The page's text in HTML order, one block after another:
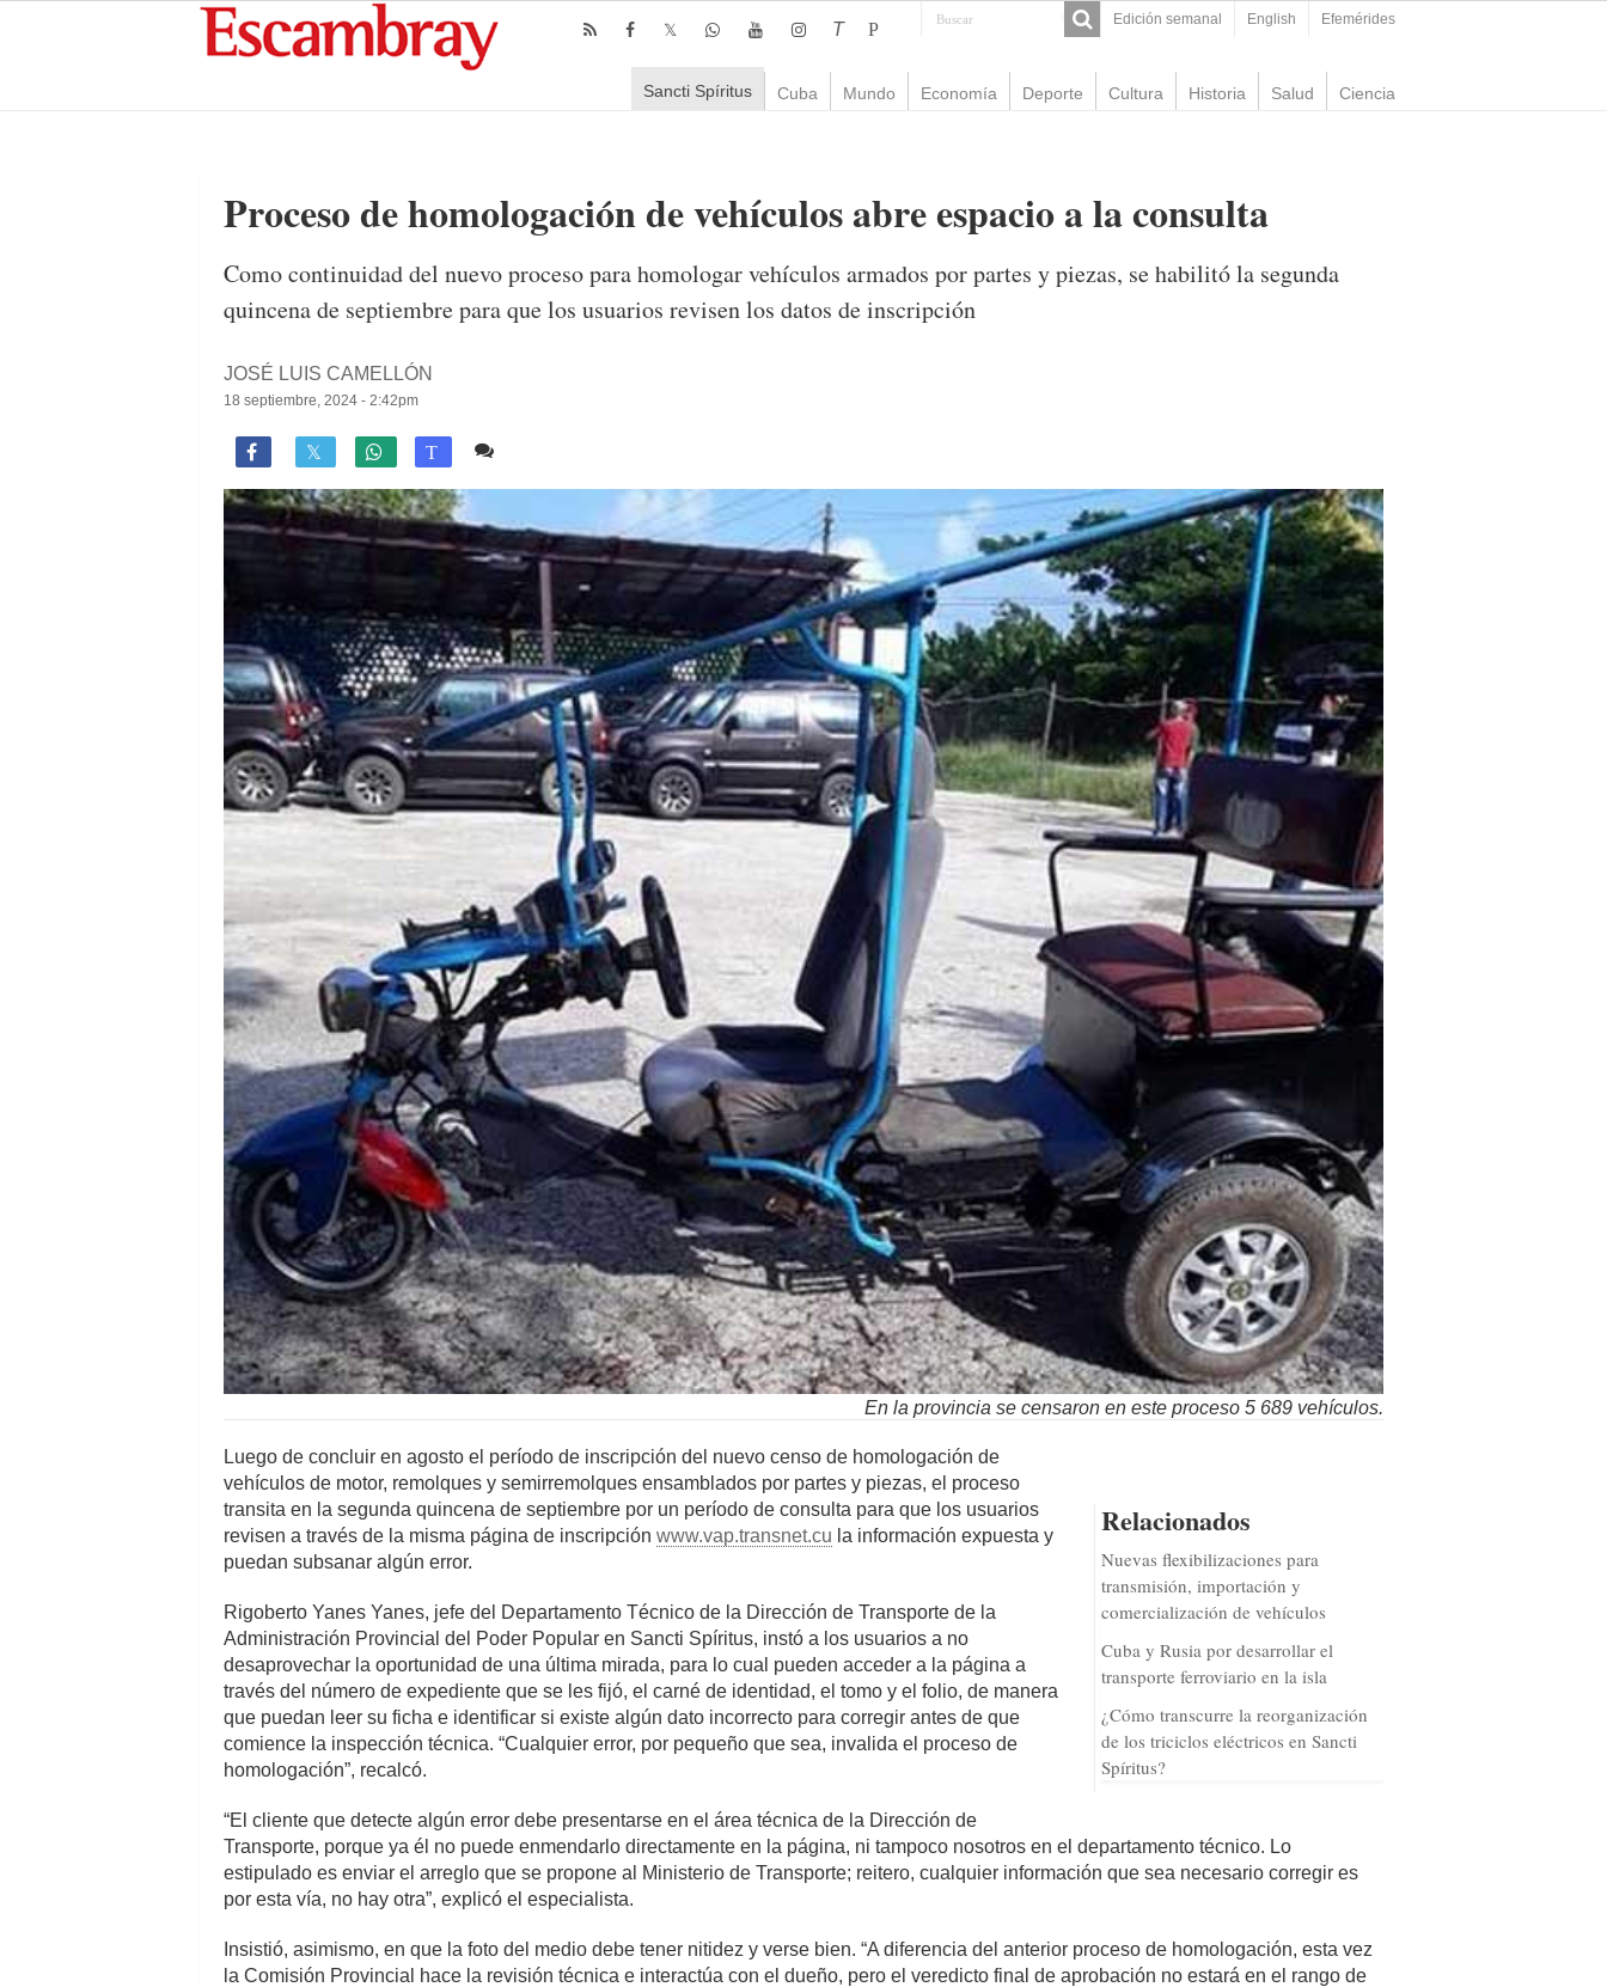
Edición semanal English Efemérides
T P
Sancti Spíritus Cuba Mundo Economía Deporte Cultura Historia Salud Ciencia
Proceso de homologación de vehículos abre espacio a la consulta
Como continuidad del nuevo proceso para homologar vehículos armados por partes y piezas, se habilitó la segunda
quincena de septiembre para que los usuarios revisen los datos de inscripción
JOSÉ LUIS CAMELLÓN
18 septiembre, 2024 - 2:42pm
 T
En la provincia se censaron en este proceso 5 689 vehículos.
Relacionados
Nuevas flexibilizaciones para
transmisión, importación y
comercialización de vehículos
Cuba y Rusia por desarrollar el
transporte ferroviario en la isla
¿Cómo transcurre la reorganización
de los triciclos eléctricos en Sancti
Spíritus?
Luego de concluir en agosto el período de inscripción del nuevo censo de homologación de
vehículos de motor, remolques y semirremolques ensamblados por partes y piezas, el proceso
transita en la segunda quincena de septiembre por un período de consulta para que los usuarios
revisen a través de la misma página de inscripción www.vap.transnet.cu la información expuesta y
puedan subsanar algún error.
Rigoberto Yanes Yanes, jefe del Departamento Técnico de la Dirección de Transporte de la
Administración Provincial del Poder Popular en Sancti Spíritus, instó a los usuarios a no
desaprovechar la oportunidad de una última mirada, para lo cual pueden acceder a la página a
través del número de expediente que se les fijó, el carné de identidad, el tomo y el folio, de manera
que puedan leer su ficha e identificar si existe algún dato incorrecto para corregir antes de que
comience la inspección técnica. “Cualquier error, por pequeño que sea, invalida el proceso de
homologación”, recalcó.
“El cliente que detecte algún error debe presentarse en el área técnica de la Dirección de
Transporte, porque ya él no puede enmendarlo directamente en la página, ni tampoco nosotros en el departamento técnico. Lo
estipulado es enviar el arreglo que se propone al Ministerio de Transporte; reitero, cualquier información que sea necesario corregir es
por esta vía, no hay otra”, explicó el especialista.
Insistió, asimismo, en que la foto del medio debe tener nitidez y verse bien. “A diferencia del anterior proceso de homologación, esta vez
la Comisión Provincial hace la revisión técnica e interactúa con el dueño, pero el veredicto final de aprobación no estará en el rango de